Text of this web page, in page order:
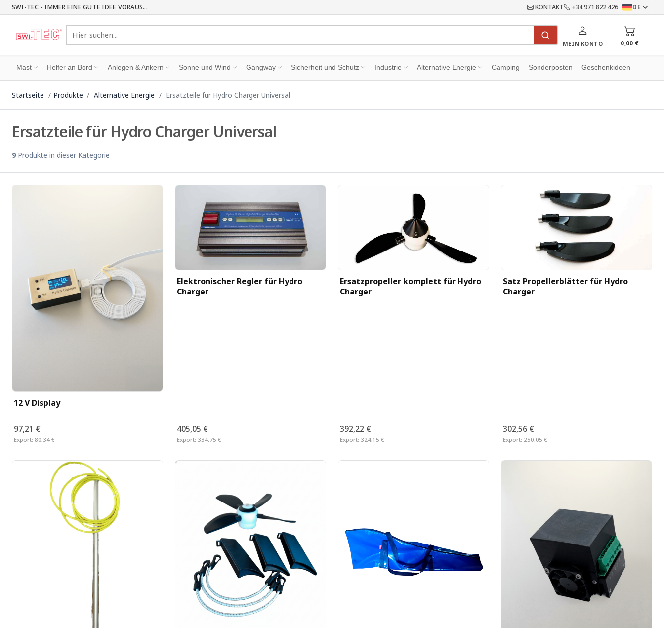
SWI-TEC - IMMER EINE GUTE IDEE VORAUS... KONTAKT +34 971 822 426 DE
MEIN KONTO 0,00 €
Mast Helfer an Bord Anlegen & Ankern Sonne und Wind Gangway Sicherheit und Schutz Industrie Alternative Energie Camping Sonderposten Geschenkideen
Startseite Produkte Alternative Energie Ersatzteile für Hydro Charger Universal
Ersatzteile für Hydro Charger Universal
9 Produkte in dieser Kategorie
12 V Display
97,21 €
Export: 80,34 €
Elektronischer Regler für Hydro
Charger
405,05 €
Export: 334,75 €
Ersatzpropeller komplett für Hydro
Charger
392,22 €
Export: 324,15 €
Satz Propellerblätter für Hydro
Charger
302,56 €
Export: 250,05 €